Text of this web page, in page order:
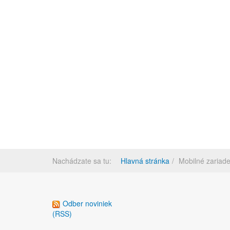
Nachádzate sa tu: Hlavná stránka Mobilné
Odber noviniek
(RSS)